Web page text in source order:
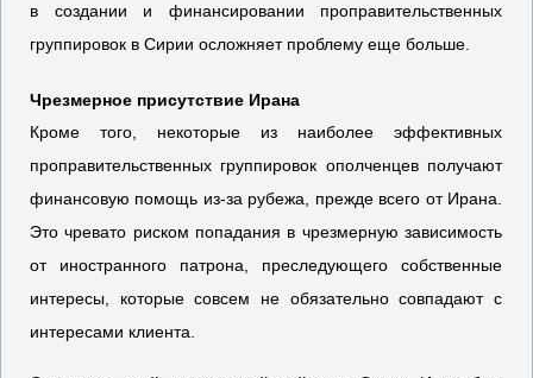
в создании и финансировании проправительственных
группировок в Сирии осложняет проблему еще больше.
Чрезмерное присутствие Ирана
Кроме того, некоторые из наиболее эффективных
проправительственных группировок ополченцев получают
финансовую помощь из-за рубежа, прежде всего от Ирана.
Это чревато риском попадания в чрезмерную зависимость
от иностранного патрона, преследующего собственные
интересы, которые совсем не обязательно совпадают с
интересами клиента.